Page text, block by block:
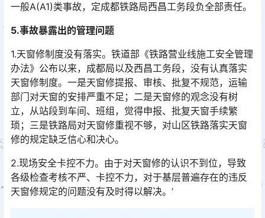
一般A(A1)类事故，定成都铁路局西昌工务段负全部责任。
5.事故暴露出的管理问题
1.天窗修制度没有落实。铁道部《铁路营业线施工安全管理
办法》公布以来，成都局以及西昌工务段，没有认真落实
天窗修制度。一是天窗修提报、审核、批复不规范，运输
部门对天窗的安排严重不足；二是天窗修的观念没有树
立，从站段到车间、班组，觉得申报、批复天窗手续繁
琐；三是铁路局对天窗修重视不够，对山区铁路落实天窗
修的规定缺乏信心和决心。󠅅󠅃󠄵󠅂󠄪󠇖󠆨󠆨󠇕󠆞󠆒󠅬󠇘󠆭󠆘󠇙󠆝󠅵󠇗󠆭󠆁󠄐󠇗󠅹󠅸󠇖󠆍󠅳󠇖󠅹󠅰󠇖󠆌󠅹
2.现场安全卡控不力。由于对天窗修的认识不到位，导致
各级检查考核不严、卡控不力，对于基层普遍存在的违反
天窗修规定的问题没有及时得以解决。’